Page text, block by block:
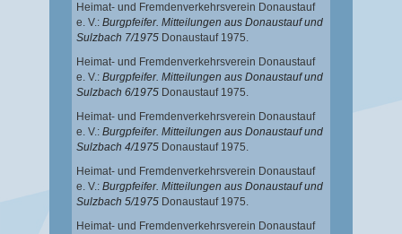
Heimat- und Fremdenverkehrsverein Donaustauf
e. V.: Burgpfeifer. Mitteilungen aus Donaustauf und
Sulzbach 7/1975 Donaustauf 1975.
Heimat- und Fremdenverkehrsverein Donaustauf
e. V.: Burgpfeifer. Mitteilungen aus Donaustauf und
Sulzbach 6/1975 Donaustauf 1975.
Heimat- und Fremdenverkehrsverein Donaustauf
e. V.: Burgpfeifer. Mitteilungen aus Donaustauf und
Sulzbach 4/1975 Donaustauf 1975.
Heimat- und Fremdenverkehrsverein Donaustauf
e. V.: Burgpfeifer. Mitteilungen aus Donaustauf und
Sulzbach 5/1975 Donaustauf 1975.
Heimat- und Fremdenverkehrsverein Donaustauf